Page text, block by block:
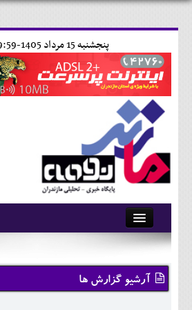
پنجشنبه 15 مرداد 1405-9:59-
آرشیو
تماس با ما
وبلاگ
آرشیو گزارش ها